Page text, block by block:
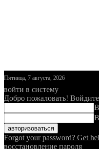
Пятница, 7 августа, 2026
войти в систему
Добро пожаловать!
Forgot your password? Get
восстановление пароля